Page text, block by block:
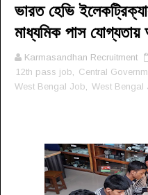
ভারত হেভি
মাধ্যমিক পাস
Karmasandhan Recruitment
12th pass job
Central
West Bengal Job
West Bengal